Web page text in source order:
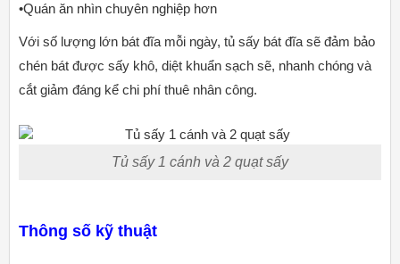
•Quán ăn nhìn chuyên nghiệp hơn
Với số lượng lớn bát đĩa mỗi ngày, tủ sấy bát đĩa sẽ đảm bảo
chén bát được sấy khô, diệt khuẩn sạch sẽ, nhanh chóng và
cắt giảm đáng kể chi phí thuê nhân công.
Tủ sấy 1 cánh và 2 quạt sấy
Thông số kỹ thuật